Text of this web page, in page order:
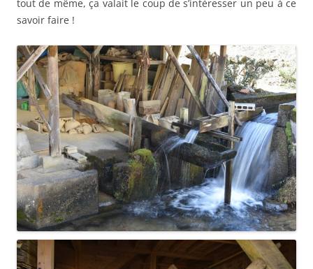
tout de même, ça valait le coup de s’intéresser un peu à ce
savoir faire !